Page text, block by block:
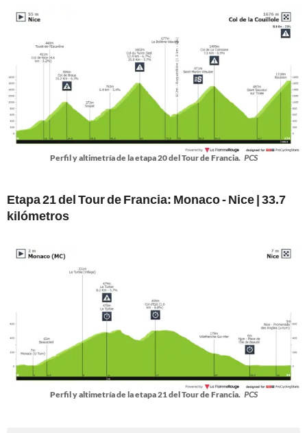
Perfil y altimetría de la etapa 20 del Tour de Francia. PCS
Etapa 21 del Tour de Francia: Monaco - Nice | 33.7
kilómetros
Perfil y altimetría de la etapa 21 del Tour de Francia. PCS